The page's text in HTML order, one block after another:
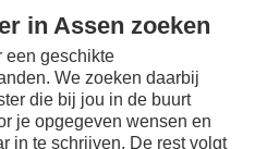
in Assen zoeken
een geschikte
We zoeken daarbij
die bij jou in de buurt
je opgegeven wensen en
in te schrijven. De rest volgt